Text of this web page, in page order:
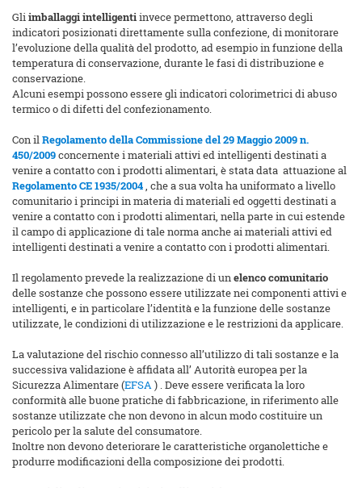
Gliimballaggi intelligentiinvece permettono, attraverso degli
indicatori posizionati direttamente sulla confezione, di monitorare
l’evoluzione della qualità del prodotto, ad esempio in funzione della
temperatura di conservazione, durante le fasi di distribuzione e
conservazione.
Alcuni esempi possono essere gli indicatori colorimetrici di abuso
termico o di difetti del confezionamento.
Con ilRegolamento della Commissione del 29 Maggio 2009 n.
450/2009concernente i materiali attivi ed intelligenti destinati a
venire a contatto con i prodotti alimentari, è stata data attuazione al
Regolamento CE 1935/2004, che a sua volta ha uniformato a livello
comunitario i principi in materia di materiali ed oggetti destinati a
venire a contatto con i prodotti alimentari, nella parte in cui estende
il campo di applicazione di tale norma anche ai materiali attivi ed
intelligenti destinati a venire a contatto con i prodotti alimentari.
Il regolamento prevede la realizzazione di unelenco comunitario
delle sostanze che possono essere utilizzate nei componenti attivi e
intelligenti, e in particolare l’identità e la funzione delle sostanze
utilizzate, le condizioni di utilizzazione e le restrizioni da applicare.
La valutazione del rischio connesso all’utilizzo di tali sostanze e la
successiva validazione è affidata all’ Autorità europea per la
Sicurezza Alimentare (EFSA) . Deve essere verificata la loro
conformità alle buone pratiche di fabbricazione, in riferimento alle
sostanze utilizzate che non devono in alcun modo costituire un
pericolo per la salute del consumatore.
Inoltre non devono deteriorare le caratteristiche organolettiche e
produrre modificazioni della composizione dei prodotti.